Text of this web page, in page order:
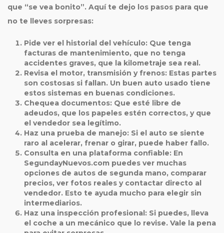
que “se vea bonito”. Aquí te dejo los pasos para que
no te lleves sorpresas:
Pide ver el historial del vehículo: Que tenga
facturas de mantenimiento, que no tenga
accidentes graves, que la kilometraje sea real.
Revisa el motor, transmisión y frenos: Estas partes
son costosas si fallan. Un buen auto usado tiene
estos sistemas en buenas condiciones.
Chequea documentos: Que esté libre de
adeudos, que los papeles estén correctos, y que
el vendedor sea legítimo.
Haz una prueba de manejo: Si el auto se siente
raro al acelerar, frenar o girar, puede haber fallo.
Consulta en una plataforma confiable: En
SegundayNuevos.com puedes ver muchas
opciones de autos de segunda mano, comparar
precios, ver fotos reales y contactar directo al
vendedor. Esto te ayuda mucho para elegir sin
intermediarios.
Haz una inspección profesional: Si puedes, lleva
el coche a un mecánico que lo revise. Vale la pena